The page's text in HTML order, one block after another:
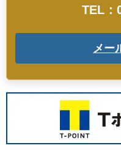
TEL：
メー